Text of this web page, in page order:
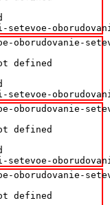
setevoe-
defined
setevoe-
defined
setevoe-
defined